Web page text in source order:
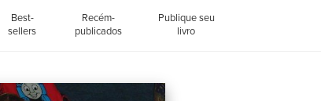
Best-
sellers
Recém-
publicados
Publique seu
livro